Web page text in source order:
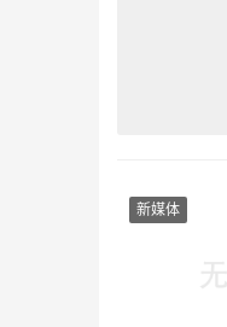
新媒体